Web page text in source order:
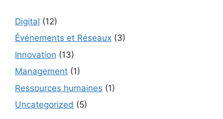
Digital (12)
Événements et Réseaux (3)
Innovation (13)
Management (1)
Ressources humaines (1)
Uncategorized (5)